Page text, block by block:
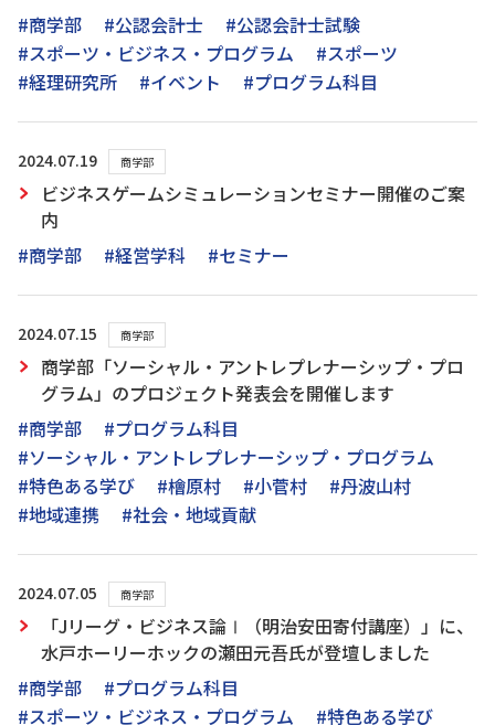
#商学部
#公認会計士
#公認会計士試験
#スポーツ・ビジネス・プログラム
#スポーツ
#経理研究所
#イベント #プログラム科目
2024.07.19 商学部
ビジネスゲームシミュレーションセミナー開催のご案
内
#商学部
#経営学科 #セミナー
2024.07.15 商学部
商学部「ソーシャル・アントレプレナーシップ・プロ
グラム」のプロジェクト発表会を開催します
#商学部
#プログラム科目
#ソーシャル・アントレプレナーシップ・プログラム
#特色ある学び
#檜原村 #小菅村
#丹波山村
#地域連携
#社会・地域貢献
2024.07.05 商学部
「Jリーグ・ビジネス論Ⅰ（明治安田寄付講座）」に、
水戸ホーリーホックの瀬田元吾氏が登壇しました
#商学部
#プログラム科目
#スポーツ・ビジネス・プログラム
#特色ある学び